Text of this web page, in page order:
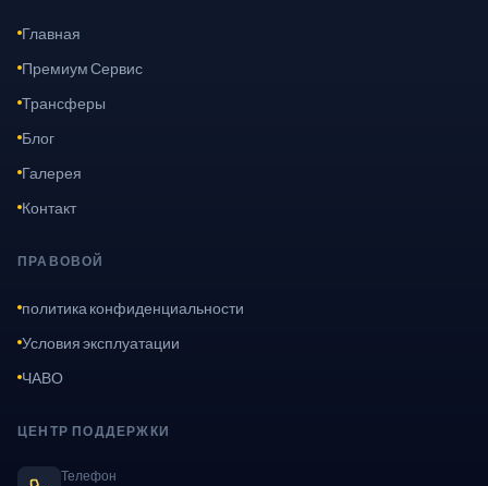
Главная
Премиум Сервис
Трансферы
Блог
Галерея
Контакт
ПРАВОВОЙ
политика конфиденциальности
Условия эксплуатации
ЧАВО
ЦЕНТР ПОДДЕРЖКИ
Телефон